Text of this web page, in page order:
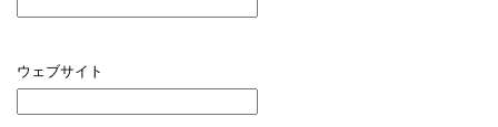
ウェブサイト